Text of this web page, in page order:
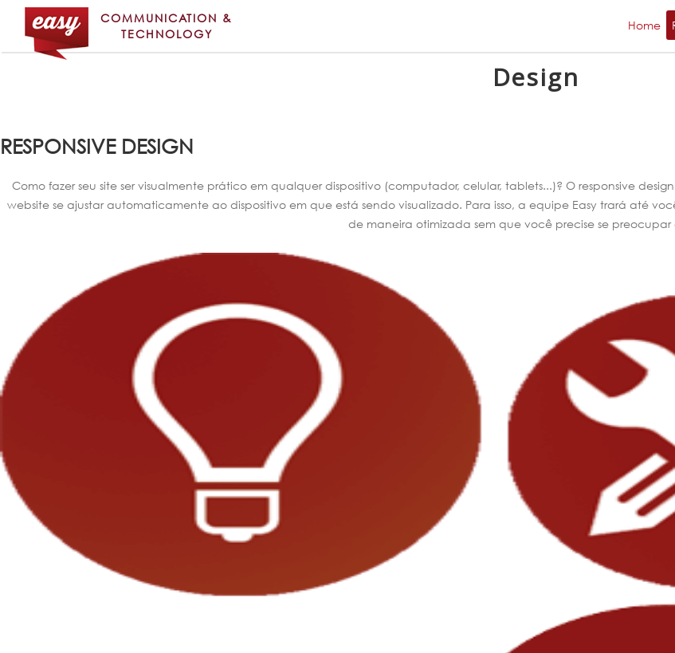
COMMUNICATION &
TECHNOLOGY
Home
Design
RESPONSIVE DESIGN
Como fazer seu site ser visualmente prático em qualquer dispositivo (computador, celular, tablets...)? O responsive
website se ajustar automaticamente ao dispositivo em que está sendo visualizado. Para isso, a equipe Easy trará até
de maneira otimizada sem que você precise se preocupar